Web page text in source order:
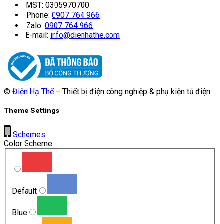
MST: 0305970700
Phone: 0907 764 966
Zalo: 0907 764 966
E-mail: info@dienhathe.com
© Điện Hạ Thế– Thiết bị điện công nghiệp & phụ kiện tủ điện
Theme Settings
Schemes
Color Scheme
Default
Blue